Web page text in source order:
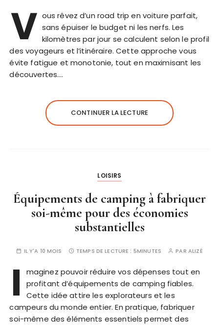
V ous rêvez d’un road trip en voiture parfait,
sans épuiser le budget ni les nerfs. Les
kilomètres par jour se calculent selon le profil
des voyageurs et l’itinéraire. Cette approche vous
évite fatigue et monotonie, tout en maximisant les
découvertes….
CONTINUER LA LECTURE
LOISIRS
Équipements de camping à fabriquer
soi-même pour des économies
substantielles
IL Y'A 10 MOIS TEMPS DE LECTURE : 5MINUTES PAR ALIZÉ
I
maginez pouvoir réduire vos dépenses tout en
profitant d’équipements de camping fiables.
Cette idée attire les explorateurs et les
campeurs du monde entier. En pratique, fabriquer
soi-même des éléments essentiels permet des